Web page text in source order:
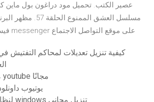
مسلسل العشق الممنوع
فيسبوك ماسنجر 2021 messenger على موقع التواصل الاجتماع
كيفية تنزيل تعديلات لمحاكم التفتيش
مفتاح تنشيط تنزيل youtube مجانًا
يوتيوب
Imovie لنظام التشغيل windows تنزيل مجاني